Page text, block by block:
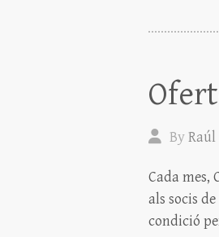
ByRaúl
Cada mes,
als socis
condició